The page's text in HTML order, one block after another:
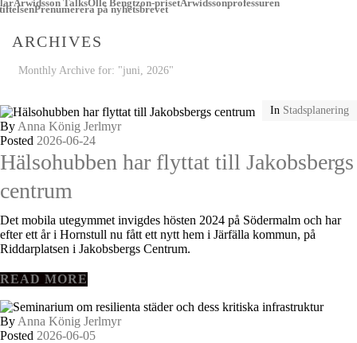
Arwidsson TalksOlle Bengtzon-prisetArwidssonprofessuren
Prenumerera på nyhetsbrevet
ARCHIVES
Monthly Archive for: "juni, 2026"
Folkhälsa
By Anna König Jerlmyr
In Folkhälsa
Posted 2026-06-24
Hälsohubben har flyttat till Jakobsbergs
centrum
Det mobila utegymmet invigdes hösten 2024 på Södermalm och har
efter ett år i Hornstull nu fått ett nytt hem i Järfälla kommun, på
Riddarplatsen i Jakobsbergs Centrum.
READ MORE
Stadsplanering
By Anna König Jerlmyr
In Stadsplanering
Posted 2026-06-05